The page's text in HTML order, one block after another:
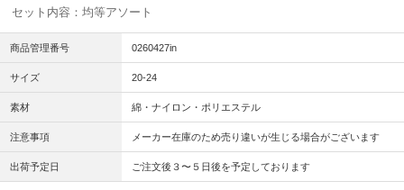
セット内容：均等アソート
商品管理番号 0260427in
サイズ 20-24
素材 綿・ナイロン・ポリエステル
注意事項 メーカー在庫のため売り違いが生じる場合がございます
出荷予定日 ご注文後３〜５日後を予定しております